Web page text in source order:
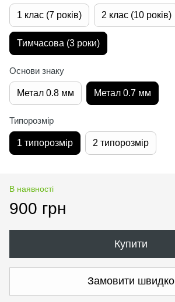
1 клас (7 років) 2 клас (10 років)
Тимчасова (3 роки)
Основи знаку
Метал 0.8 мм Метал 0.7 мм
Типорозмір
1 типорозмір 2 типорозмір
В наявності
900 грн
Купити
Замовити швидко